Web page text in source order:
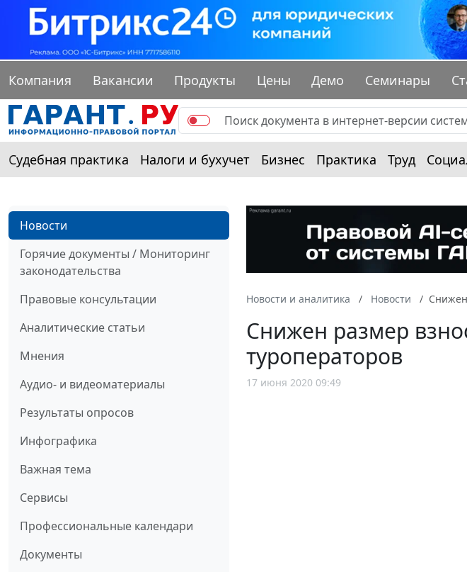
Компания Вакансии Продукты Цены Демо Семинары
Судебная практика Налоги и бухучет Бизнес Практика Труд
Новости
Горячие документы / Мониторинг
законодательства
Правовые консультации
Аналитические статьи
Мнения
Аудио- и видеоматериалы
Результаты опросов
Инфографика
Важная тема
Сервисы
Профессиональные календари
Документы
Новости и аналитика Новости
Снижен размер
туроператоров
17 июня 2020 09:49